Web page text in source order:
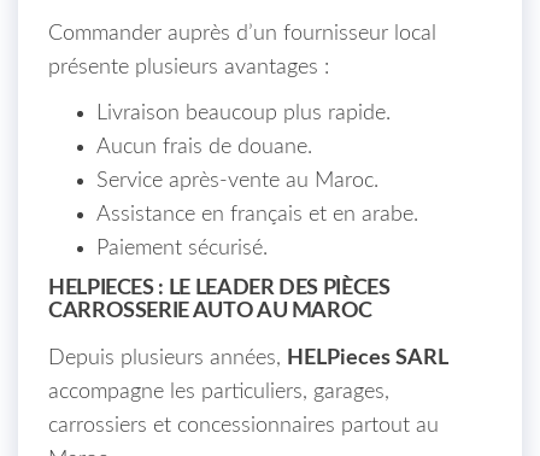
Commander auprès d’un fournisseur local
présente plusieurs avantages :
Livraison beaucoup plus rapide.
Aucun frais de douane.
Service après-vente au Maroc.
Assistance en français et en arabe.
Paiement sécurisé.
HELPIECES : LE LEADER DES PIÈCES
CARROSSERIE AUTO AU MAROC
Depuis plusieurs années, HELPieces SARL
accompagne les particuliers, garages,
carrossiers et concessionnaires partout au